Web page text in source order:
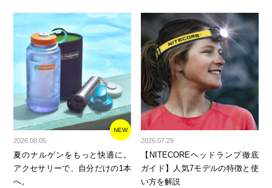
NEW
2026.08.05
夏のナルゲンをもっと快適に。
アクセサリーで、自分だけの1本
へ。
2026.07.29
【NITECOREヘッドランプ徹底
ガイド】人気7モデルの特徴と使
い方を解説